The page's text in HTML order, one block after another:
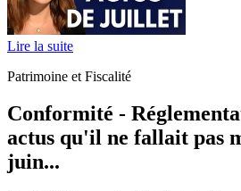
Lire la suite
Patrimoine et Fiscalité
Conformité -
actus qu'il ne fallait pas
juin...